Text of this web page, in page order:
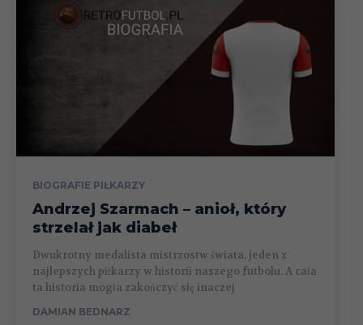
BIOGRAFIE PIŁKARZY
Andrzej Szarmach – anioł, który
strzelał jak diabeł
Dwukrotny medalista mistrzostw świata, jeden z
najlepszych piłkarzy w historii naszego futbolu. A cała
ta historia mogła zakończyć się inaczej
DAMIAN BEDNARZ